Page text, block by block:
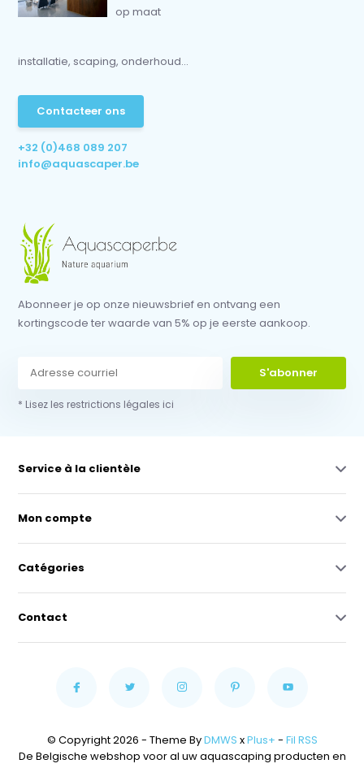
op maat
installatie, scaping, onderhoud...
Contacteer ons
+32 (0)468 089 207
info@aquascaper.be
Abonneer je op onze nieuwsbrief en ontvang een
kortingscode ter waarde van 5% op je eerste aankoop.
S'abonner
* Lisez les restrictions légales ici
Service à la clientèle
Mon compte
Catégories
Contact
© Copyright 2026 - Theme ByDMWS xPlus+ - Fil RSS
De Belgische webshop voor al uw aquascaping producten en